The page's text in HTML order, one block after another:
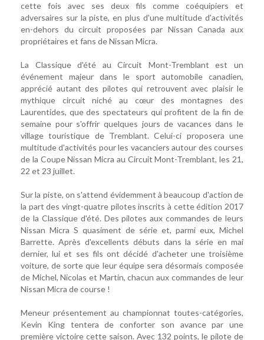
cette fois avec ses deux fils comme coéquipiers et
adversaires sur la piste, en plus d'une multitude d'activités
en-dehors du circuit proposées par Nissan Canada aux
propriétaires et fans de Nissan Micra.
La Classique d'été au Circuit Mont-Tremblant est un
événement majeur dans le sport automobile canadien,
apprécié autant des pilotes qui retrouvent avec plaisir le
mythique circuit niché au cœur des montagnes des
Laurentides, que des spectateurs qui profitent de la fin de
semaine pour s'offrir quelques jours de vacances dans le
village touristique de Tremblant. Celui-ci proposera une
multitude d'activités pour les vacanciers autour des courses
de la Coupe Nissan Micra au Circuit Mont-Tremblant, les 21,
22 et 23 juillet.
Sur la piste, on s'attend évidemment à beaucoup d'action de
la part des vingt-quatre pilotes inscrits à cette édition 2017
de la Classique d'été. Des pilotes aux commandes de leurs
Nissan Micra S quasiment de série et, parmi eux, Michel
Barrette. Après d'excellents débuts dans la série en mai
dernier, lui et ses fils ont décidé d'acheter une troisième
voiture, de sorte que leur équipe sera désormais composée
de Michel, Nicolas et Martin, chacun aux commandes de leur
Nissan Micra de course !
Meneur présentement au championnat toutes-catégories,
Kevin King tentera de conforter son avance par une
première victoire cette saison. Avec 132 points, le pilote de